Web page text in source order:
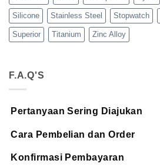
Silicone Stainless Steel Stopwatch
Superior Titanium Zinc Alloy
F.A.Q'S
Pertanyaan Sering Diajukan
Cara Pembelian dan Order
Konfirmasi Pembayaran